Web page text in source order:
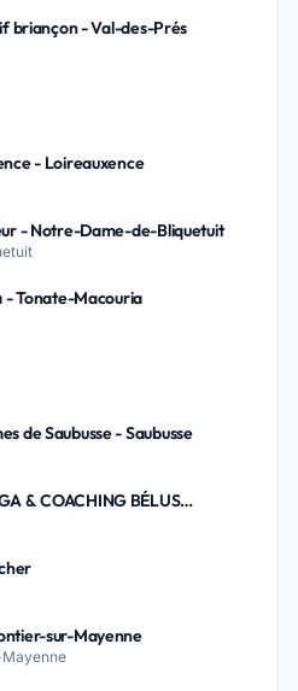
briançon - Val-des-Prés
- Loireauxence
- Notre-Dame-de-Bliquetuit
- Tonate-Macouria
de Saubusse - Saubusse
& COACHING BÉLUS
sur-Mayenne